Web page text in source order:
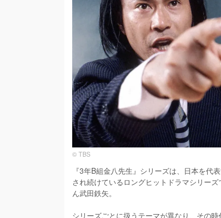
© TBS
『3年B組金八先生』シリーズは、日本を
され続けているロングヒットドラマシリー
ん武田鉄矢。
シリーズごとに扱うテーマが異なり、その